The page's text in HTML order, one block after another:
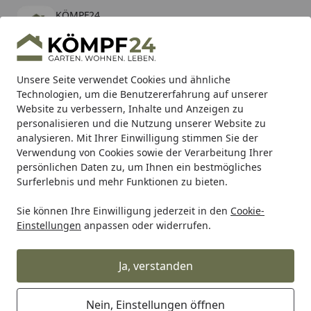
Unsere Seite verwendet Cookies und ähnliche
Technologien, um die Benutzererfahrung auf unserer
Website zu verbessern, Inhalte und Anzeigen zu
personalisieren und die Nutzung unserer Website zu
analysieren. Mit Ihrer Einwilligung stimmen Sie der
Verwendung von Cookies sowie der Verarbeitung Ihrer
persönlichen Daten zu, um Ihnen ein bestmögliches
Surferlebnis und mehr Funktionen zu bieten.
Sie können Ihre Einwilligung jederzeit in den Cookie-
Einstellungen anpassen oder widerrufen.
Ja, verstanden
Nein, Einstellungen öffnen
KÖMPF24
kostenlos - Im App Store
Hotline
Alle Produkte
Mein Konto
Suchen
Karibu Pools inkl. gratis Sandfilteranlage & Pool-
Starterset (Gesamtwert bis 468,99€)
Startseite
Grill Weber Ersatzteil NUT M8 X 1 HEX BRASS BB (2402618)
Weber Ersatzteil NUT M8 X 1 HEX
BRASS BB (2402618)